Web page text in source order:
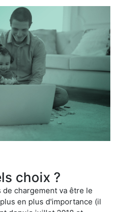
choix ?
chargement va être le
en plus d'importance (il